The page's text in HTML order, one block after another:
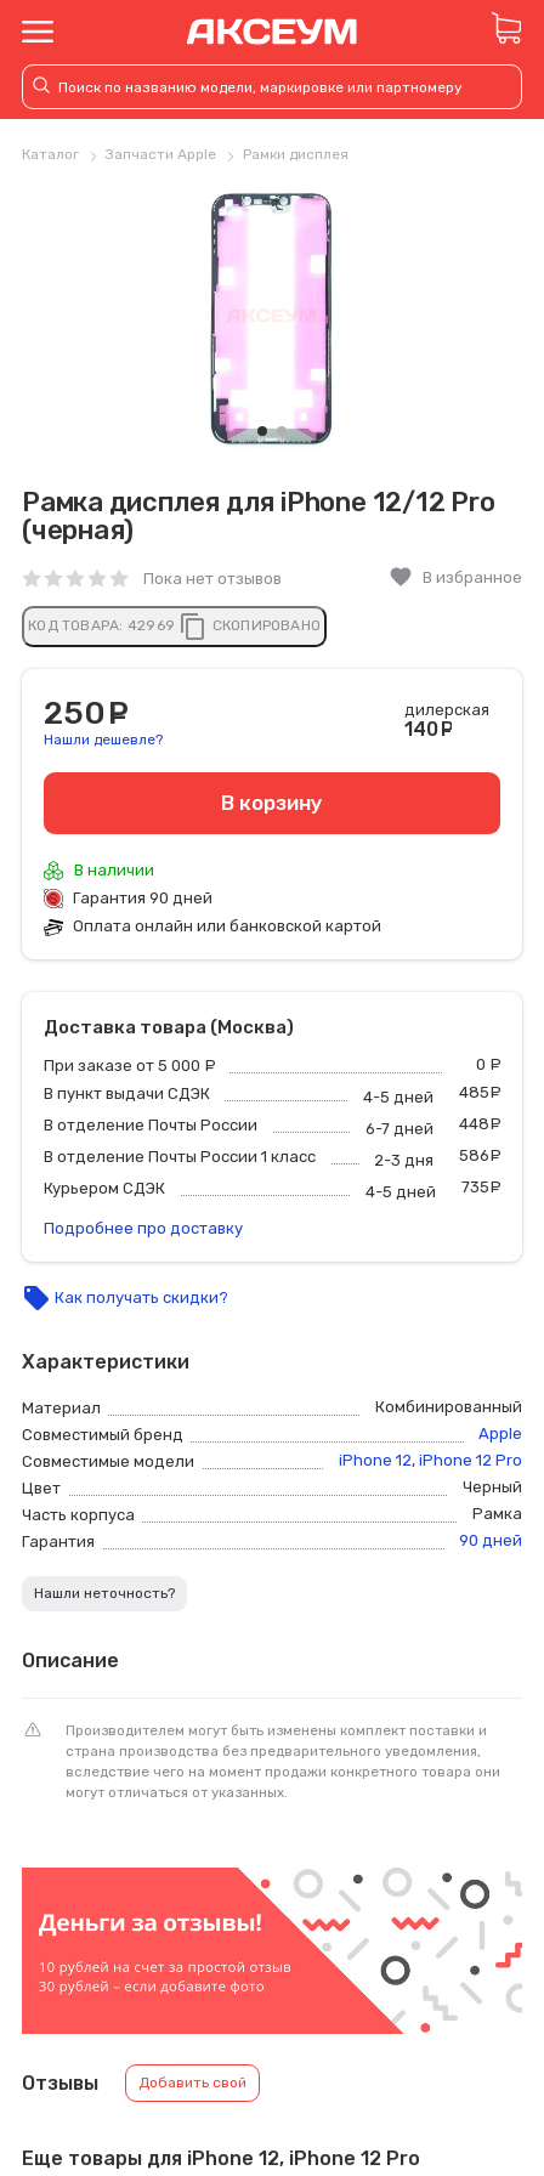
Каталог Запчасти Apple Рамки дисплея
Рамка дисплея для iPhone 12/12 Pro
(черная)
Пока нет отзывов favorite В избранное
КОД ТОВАРА: 42969 content_copy СКОПИРОВАНО
250
Нашли дешевле?
дилерская
140
В корзину
В наличии
Гарантия 90 дней
Оплата онлайн или банковской картой
Доставка товара (Москва)
При заказе от 5 000 0
В пункт выдачи СДЭК
4-5 дней 485
В отделение Почты России
6-7 дней 448
В отделение Почты России 1 класс
2-3 дня 586
Курьером СДЭК
4-5 дней 735
Подробнее про доставку
local_offer Как получать скидки?
Характеристики
Материал
Комбинированный
Совместимый бренд
Apple
Совместимые модели
iPhone 12, iPhone 12 Pro
Цвет
Черный
Часть корпуса
Рамка
Гарантия
90 дней
Нашли неточность?
Описание
Производителем могут быть изменены комплект поставки и
страна производства без предварительного уведомления,
вследствие чего на момент продажи конкретного товара они
могут отличаться от указанных.
Отзывы Добавить свой
Еще товары для iPhone 12, iPhone 12 Pro